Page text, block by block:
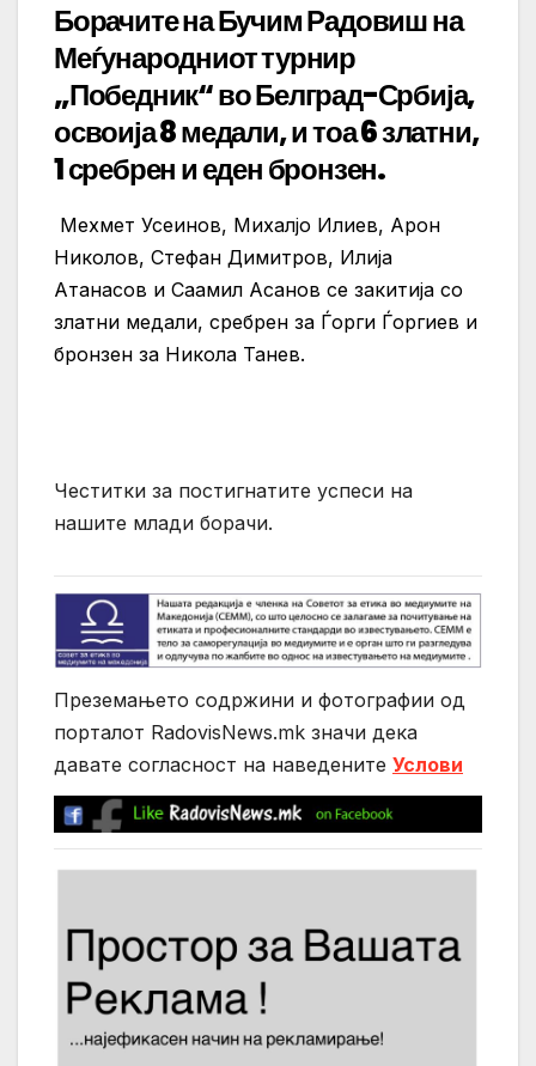
Борачите на Бучим Радовиш на
Меѓународниот турнир
„Победник“ во Белград-Србија,
освоија 8 медали, и тоа 6 златни,
1 сребрен и еден бронзен.
Мехмет Усеинов, Михалјо Илиев, Арон
Николов, Стефан Димитров, Илија
Атанасов и Саамил Асанов се закитија со
златни медали, сребрен за Ѓорги Ѓоргиев и
бронзен за Никола Танев.
Честитки за постигнатите успеси на
нашите млади борачи.
Преземањето содржини и фотографии од
порталот RadovisNews.mk значи дека
давате согласност на нaведените Услови